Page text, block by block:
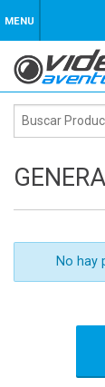
MENU
No hay